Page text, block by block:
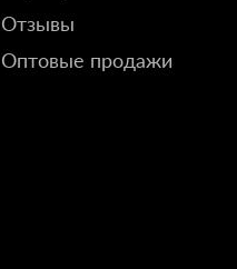
Отзывы
Оптовые продажи